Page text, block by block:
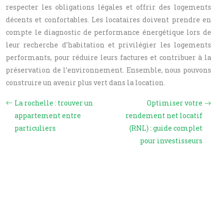
respecter les obligations légales et offrir des logements
décents et confortables. Les locataires doivent prendre en
compte le diagnostic de performance énergétique lors de
leur recherche d’habitation et privilégier les logements
performants, pour réduire leurs factures et contribuer à la
préservation de l’environnement. Ensemble, nous pouvons
construire un avenir plus vert dans la location.
La rochelle : trouver un
appartement entre
particuliers
Optimiser votre
rendement net locatif
(RNL) : guide complet
pour investisseurs